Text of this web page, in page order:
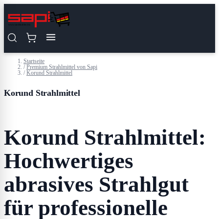
Startseite
/ Premium Strahlmittel von Sapi
/ Korund Strahlmittel
Korund Strahlmittel
Korund Strahlmittel:
Hochwertiges
abrasives Strahlgut
für professionelle